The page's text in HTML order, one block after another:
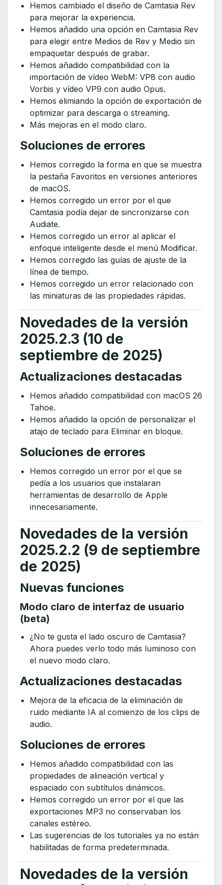
Hemos cambiado el diseño de Camtasia Rev
para mejorar la experiencia.
Hemos añadido una opción en Camtasia Rev
para elegir entre Medios de Rev y Medio sin
empaquetar después de grabar.
Hemos añadido compatibilidad con la
importación de vídeo WebM: VP8 con audio
Vorbis y vídeo VP9 con audio Opus.
Hemos elimiando la opción de exportación de
optimizar para descarga o streaming.
Más mejoras en el modo claro.
Soluciones de errores
Hemos corregido la forma en que se muestra
la pestaña Favoritos en versiones anteriores
de macOS.
Hemos corregido un error por el que
Camtasia podía dejar de sincronizarse con
Audiate.
Hemos corregido un error al aplicar el
enfoque inteligente desde el menú Modificar.
Hemos corregido las guías de ajuste de la
línea de tiempo.
Hemos corregido un error relacionado con
las miniaturas de las propiedades rápidas.
Novedades de la versión
2025.2.3 (10 de
septiembre de 2025)
Actualizaciones destacadas
Hemos añadido compatibilidad con macOS 26
Tahoe.
Hemos añadido la opción de personalizar el
atajo de teclado para Eliminar en bloque.
Soluciones de errores
Hemos corregido un error por el que se
pedía a los usuarios que instalaran
herramientas de desarrollo de Apple
innecesariamente.
Novedades de la versión
2025.2.2 (9 de septiembre
de 2025)
Nuevas funciones
Modo claro de interfaz de usuario
(beta)
¿No te gusta el lado oscuro de Camtasia?
Ahora puedes verlo todo más luminoso con
el nuevo modo claro.
Actualizaciones destacadas
Mejora de la eficacia de la eliminación de
ruido mediante IA al comienzo de los clips de
audio.
Soluciones de errores
Hemos añadido compatibilidad con las
propiedades de alineación vertical y
espaciado con subtítulos dinámicos.
Hemos corregido un error por el que las
exportaciones MP3 no conservaban los
canales estéreo.
Las sugerencias de los tutoriales ya no están
habilitadas de forma predeterminada.
Novedades de la versión